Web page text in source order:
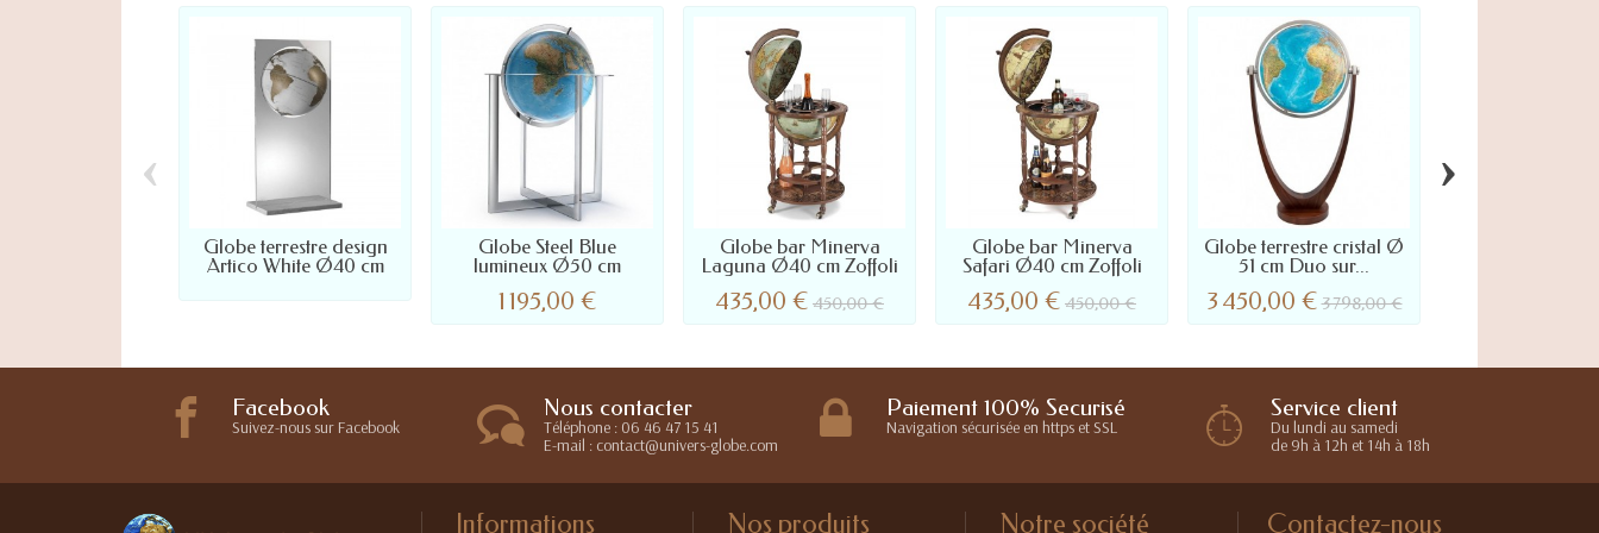
Globe terrestre design
Artico White Ø40 cm
Globe Steel Blue
lumineux Ø50 cm
1 195,00 €
Globe bar Minerva
Laguna Ø40 cm Zoffoli
435,00 € 450,00 €
Globe bar Minerva
Safari Ø40 cm Zoffoli
435,00 € 450,00 €
Globe terrestre cristal Ø
51 cm Duo sur...
3 450,00 €3 798,00 €
‹ ›
Facebook
Suivez-nous sur Facebook
Nous contacter
Téléphone : 06 46 47 15 41
E-mail : contact@univers-globe.com
Paiement 100% Securisé
Navigation sécurisée en https et SSL
Service client
Du lundi au samedi
de 9h à 12h et 14h à 18h
Informations Nos produits Notre société Contactez-nous